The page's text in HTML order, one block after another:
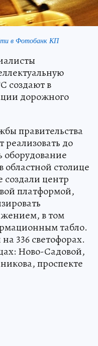
в Фотобанк КП
создают в
дорожного
правительства
до
оборудование
областной столице
создали центр
платформой,
в том
табло.
336 светофорах.
Ново-Садовой,
проспекте